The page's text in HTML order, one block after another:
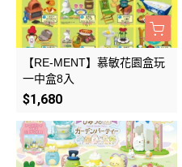
【RE-MENT】慕敏花園盒玩
一中盒8入
$1,680